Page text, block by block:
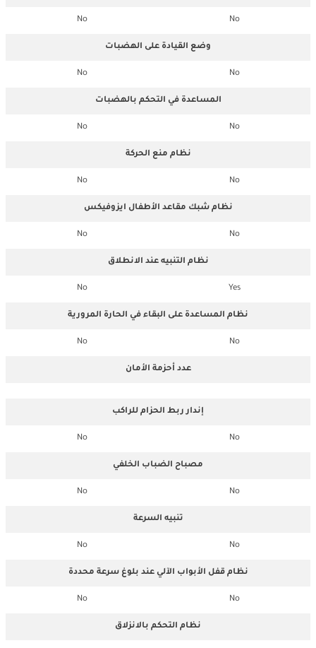
No
No
وضع القيادة على الهضبات
No
No
المساعدة في التحكم بالهضبات
No
No
نظام منع الحركة
No
No
نظام شبك مقاعد الأطفال ايزوفيكس
No
No
نظام التنبيه عند الانطلاق
Yes
No
نظام المساعدة على البقاء في الحارة المرورية
No
No
عدد أحزمة الأمان
إندار ربط الحزام للراكب
No
No
مصباح الضباب الخلفي
No
No
تنبيه السرعة
No
No
نظام قفل الأبواب الآلي عند بلوغ سرعة محددة
No
No
نظام التحكم بالانزلاق